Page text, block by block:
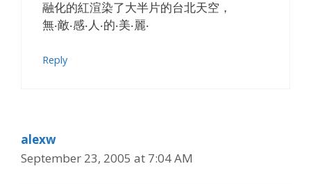
融化的紅渲染了大半片的台北天空，
無‧敵‧感‧人‧的‧美‧麗‧
Reply
alexw
September 23, 2005 at 7:04 AM